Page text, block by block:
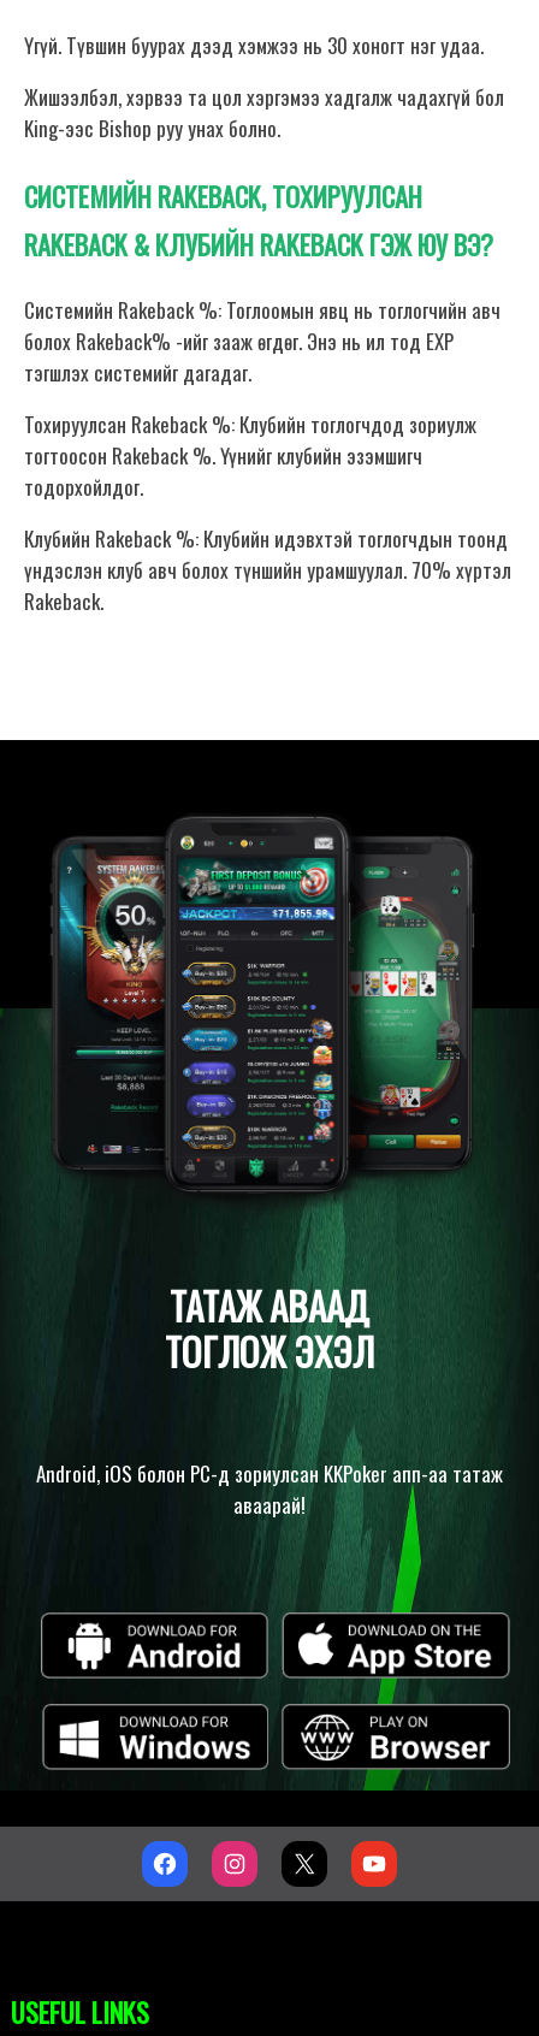
Үгүй. Түвшин буурах дээд хэмжээ нь 30 хоногт нэг удаа.
Жишээлбэл, хэрвээ та цол хэргэмээ хадгалж чадахгүй бол
King-ээс Bishop руу унах болно.
СИСТЕМИЙН RAKEBACK, ТОХИРУУЛСАН
RAKEBACK & КЛУБИЙН RAKEBACK ГЭЖ ЮУ ВЭ?
Системийн Rakeback %: Тоглоомын явц нь тоглогчийн авч
болох Rakeback% -ийг зааж өгдөг. Энэ нь ил тод EXP
тэгшлэх системийг дагадаг.
Тохируулсан Rakeback %: Клубийн тоглогчдод зориулж
тогтоосон Rakeback %. Үүнийг клубийн эзэмшигч
тодорхойлдог.
Клубийн Rakeback %: Клубийн идэвхтэй тоглогчдын тоонд
үндэслэн клуб авч болох түншийн урамшуулал. 70% хүртэл
Rakeback.
ТАТАЖ АВААД
ТОГЛОЖ ЭХЭЛ
Android, iOS болон PC-д зориулсан KKPoker апп-аа татаж
аваарай!
USEFUL LINKS